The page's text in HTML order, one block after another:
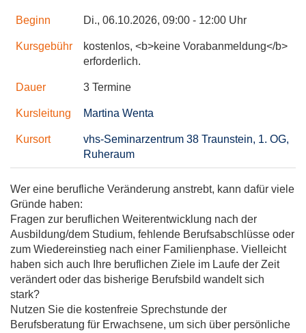
Beginn Di., 06.10.2026, 09:00 - 12:00 Uhr
Kursgebühr
kostenlos, <b>keine Vorabanmeldung</b>
erforderlich.
Dauer 3 Termine
Kursleitung Martina Wenta
Kursort
vhs-Seminarzentrum 38 Traunstein, 1. OG,
Ruheraum
Wer eine berufliche Veränderung anstrebt, kann dafür viele
Gründe haben:
Fragen zur beruflichen Weiterentwicklung nach der
Ausbildung/dem Studium, fehlende Berufsabschlüsse oder
zum Wiedereinstieg nach einer Familienphase. Vielleicht
haben sich auch Ihre beruflichen Ziele im Laufe der Zeit
verändert oder das bisherige Berufsbild wandelt sich
stark?
Nutzen Sie die kostenfreie Sprechstunde der
Berufsberatung für Erwachsene, um sich über persönliche